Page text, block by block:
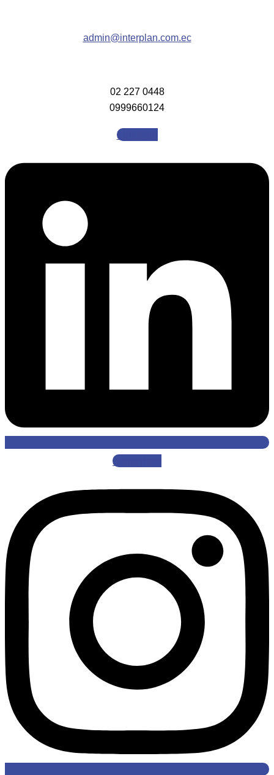
admin@interplan.com.ec
02 227 0448
0999660124
Linkedin
Instagram